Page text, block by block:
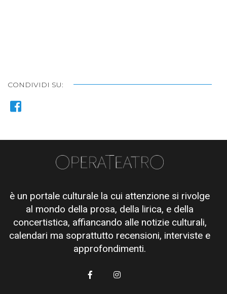
CONDIVIDI SU:
è un portale culturale la cui attenzione si rivolge
al mondo della prosa, della lirica, e della
concertistica, affiancando alle notizie culturali,
calendari ma soprattutto recensioni, interviste e
approfondimenti.